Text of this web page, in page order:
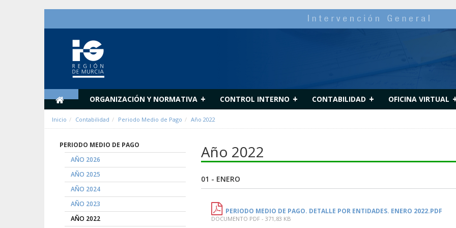
ORGANIZACIÓN Y NORMATIVA + CONTROL INTERNO + CONTABILIDAD + OFICINA VIRTUAL
Inicio Contabilidad Periodo Medio de Pago Año 2022
PERIODO MEDIO DE PAGO
AÑO 2026
AÑO 2025
AÑO 2024
AÑO 2023
AÑO 2022
Año 2022
01 - ENERO
PERIODO MEDIO DE PAGO. DETALLE POR ENTIDADES. ENERO 2022.PDF
DOCUMENTO PDF - 371,83 KB